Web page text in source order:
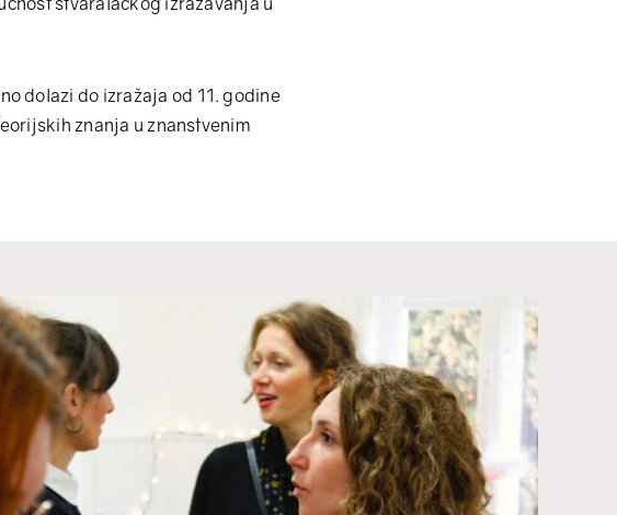
dolazi do izražaja od 11. godine
znanja u znanstvenim